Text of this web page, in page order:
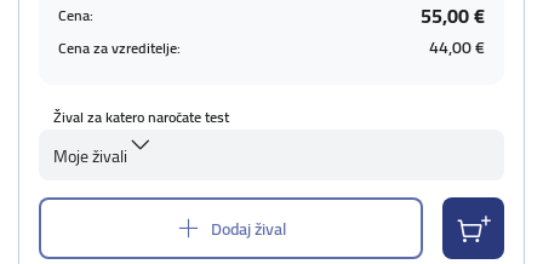
Cena: 55,00 €
Cena za vzreditelje: 44,00 €
Žival za katero naročate test
Moje živali
Dodaj žival